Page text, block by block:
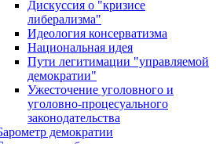
Дискуссия о "кризисе
либерализма"
Идеология консерватизма
Национальная идея
Пути легитимации "управляемой
демократии"
Ужесточение уголовного и
уголовно-процесуального
законодательства
демократии